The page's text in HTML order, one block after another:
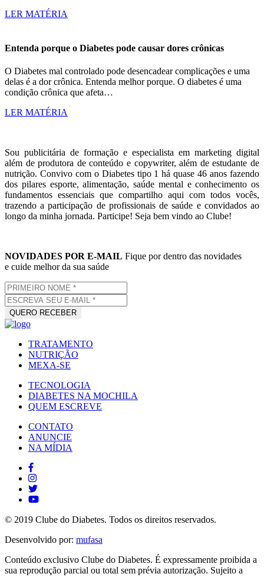
LER MATÉRIA
Entenda porque o Diabetes pode causar dores crônicas
O Diabetes mal controlado pode desencadear complicações e uma
delas é a dor crônica. Entenda melhor porque. O diabetes é uma
condição crônica que afeta…
LER MATÉRIA
Sou publicitária de formação e especialista em marketing digital
além de produtora de conteúdo e copywriter, além de estudante de
nutrição. Convivo com o Diabetes tipo 1 há quase 46 anos fazendo
dos pilares esporte, alimentação, saúde mental e conhecimento os
fundamentos essenciais que compartilho aqui com todos vocês,
trazendo a participação de profissionais de saúde e convidados ao
longo da minha jornada. Participe! Seja bem vindo ao Clube!
NOVIDADES POR E-MAIL Fique por dentro das novidades
e cuide melhor da sua saúde
TRATAMENTO
NUTRIÇÃO
MEXA-SE
TECNOLOGIA
DIABETES NA MOCHILA
QUEM ESCREVE
CONTATO
ANUNCIE
NA MÍDIA
© 2019 Clube do Diabetes. Todos os direitos reservados.
Desenvolvido por: mufasa
Conteúdo exclusivo Clube do Diabetes. É expressamente proibida a
sua reprodução parcial ou total sem prévia autorização. Sujeito a